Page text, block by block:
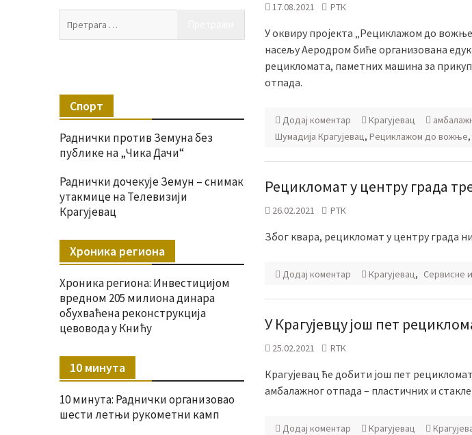
17.08.2021 РТК
У оквиру пројекта „Рециклажом до
насељу Аеродром биће организована
рецикломата, паметних машина за
отпада.
Додај коментар Крагујевац
Шумадија Крагујевац, Рециклажом до вожње,
Рецикломат у центру града
26.02.2021 РТК
Због квара, рецикломат у центру града
Додај коментар Крагујевац, Сервисне
У Крагујевцу још пет
25.02.2021 RTK
Крагујевац ће добити још пет
амбалажног отпада – пластичних и
Додај коментар Крагујевац
Спорт
Раднички против Земуна без
публике на „Чика Дачи“
Раднички дочекује Земун – снимак
утакмице на Телевизији
Крагујевац
Хроника региона
Хроника региона: Инвестицијом
вредном 205 милиона динара
обухваћена реконструкција
цевовода у Книћу
10 минута
10 минута: Раднички организовао
шести летњи рукометни камп